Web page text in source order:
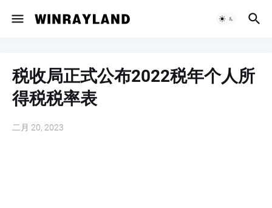
税收局正式公布2022税年个人所
得税税率表
二月 20, 2023